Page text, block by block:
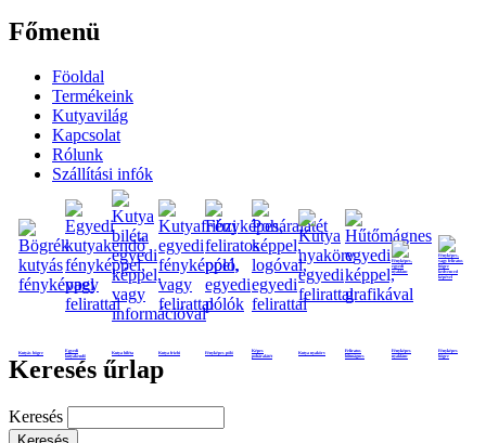
Főmenü
Föoldal
Termékeink
Kutyavilág
Kapcsolat
Rólunk
Szállítási infók
Kutyás bögre
Egyedi
kutyakendő
Kutya biléta Kutya frizbi Fényképes póló
Képes
poháralátét
Kutya nyakörv
Feliratos
hűtmágnes
Fényképes
nyaklánc
Fényképes
bögre
Keresés űrlap
Keresés